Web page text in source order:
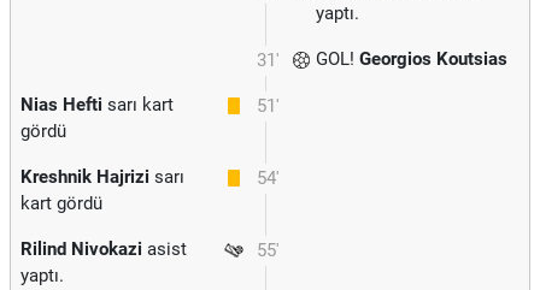
yaptı.
31' GOL! Georgios Koutsias
51'
Nias Hefti sarı kart
gördü
54'
Kreshnik Hajrizi sarı
kart gördü
55'
Rilind Nivokazi asist
yaptı.